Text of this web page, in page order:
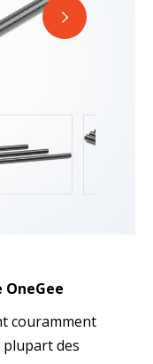
OneGee
couramment
des